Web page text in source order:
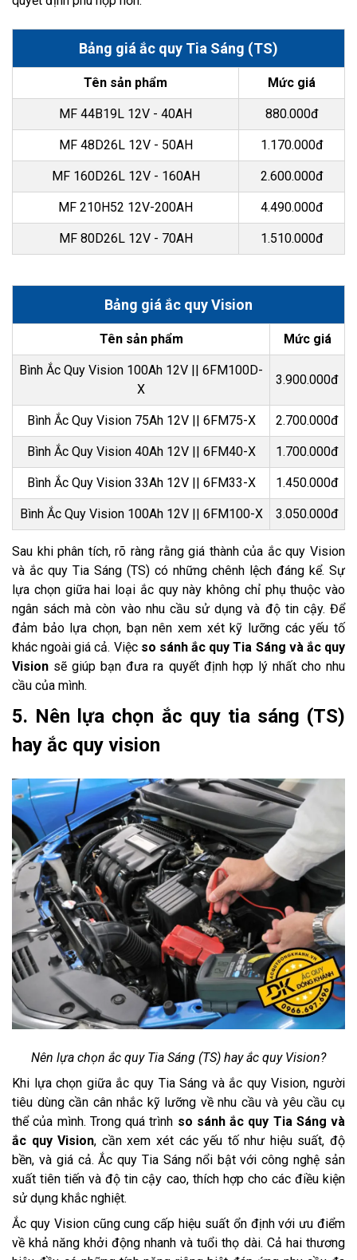
Bảng giá ắc quy Tia Sáng (TS)
Tên sản phẩm Mức giá
MF 44B19L 12V - 40AH 880.000đ
MF 48D26L 12V - 50AH 1.170.000đ
MF 160D26L 12V - 160AH 2.600.000đ
MF 210H52 12V-200AH 4.490.000đ
MF 80D26L 12V - 70AH 1.510.000đ
Bảng giá ắc quy Vision
Tên sản phẩm Mức giá
Bình Ắc Quy Vision 100Ah 12V || 6FM100D-
X
3.900.000đ
Bình Ắc Quy Vision 75Ah 12V || 6FM75-X 2.700.000đ
Bình Ắc Quy Vision 40Ah 12V || 6FM40-X 1.700.000đ
Bình Ắc Quy Vision 33Ah 12V || 6FM33-X 1.450.000đ
Bình Ắc Quy Vision 100Ah 12V || 6FM100-X 3.050.000đ
Sau khi phân tích, rõ ràng rằng giá thành của ắc quy Vision
và ắc quy Tia Sáng (TS) có những chênh lệch đáng kể. Sự
lựa chọn giữa hai loại ắc quy này không chỉ phụ thuộc vào
ngân sách mà còn vào nhu cầu sử dụng và độ tin cậy. Để
đảm bảo lựa chọn, bạn nên xem xét kỹ lưỡng các yếu tố
khác ngoài giá cả. Việc so sánh ắc quy Tia Sáng và ắc quy
Vision sẽ giúp bạn đưa ra quyết định hợp lý nhất cho nhu
cầu của mình.
5. Nên lựa chọn ắc quy tia sáng (TS)
hay ắc quy vision
Nên lựa chọn ắc quy Tia Sáng (TS) hay ắc quy Vision?
Khi lựa chọn giữa ắc quy Tia Sáng và ắc quy Vision, người
tiêu dùng cần cân nhắc kỹ lưỡng về nhu cầu và yêu cầu cụ
thể của mình. Trong quá trình so sánh ắc quy Tia Sáng và
ắc quy Vision, cần xem xét các yếu tố như hiệu suất, độ
bền, và giá cả. Ắc quy Tia Sáng nổi bật với công nghệ sản
xuất tiên tiến và độ tin cậy cao, thích hợp cho các điều kiện
sử dụng khắc nghiệt.
Ắc quy Vision cũng cung cấp hiệu suất ổn định với ưu điểm
về khả năng khởi động nhanh và tuổi thọ dài. Cả hai thương